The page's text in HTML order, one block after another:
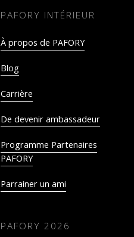
PAFORY INTÉRIEUR
À propos de PAFORY
Blog
Carrière
De devenir ambassadeur
Programme Partenaires
PAFORY
Parrainer un ami
PAFORY 2026